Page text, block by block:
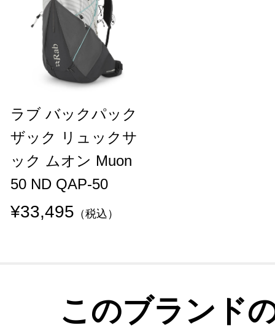
ラブ バックパック
ザック リュックサ
ック ムオン Muon
50 ND QAP-50
¥33,495 （税込）
このブランド